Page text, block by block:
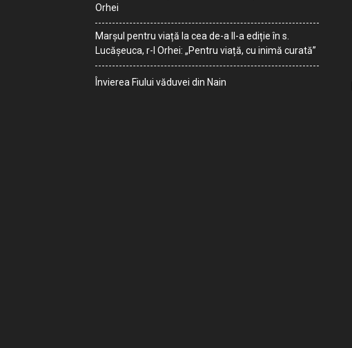
Orhei
Marșul pentru viață la cea de-a II-a ediție în s.
Lucășeuca, r-l Orhei: „Pentru viață, cu inimă curată”
Învierea Fiului văduvei din Nain